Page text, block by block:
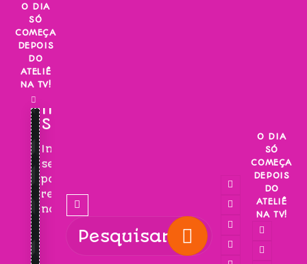
Skip
content
O DIA
SÓ
COMEÇA
DEPOIS
DO
ATELIÊ
NA TV!
INSCREVA-
SE!
Inscreva-
se
para
receber
novidades!
O DIA
SÓ
COMEÇA
DEPOIS
DO
ATELIÊ
NA TV!